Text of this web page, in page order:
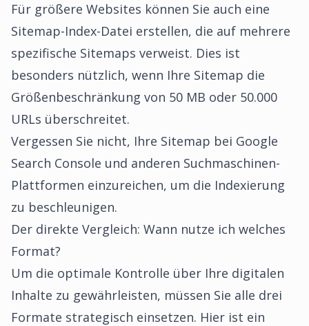
Für größere Websites können Sie auch eine
Sitemap-Index-Datei erstellen, die auf mehrere
spezifische Sitemaps verweist. Dies ist
besonders nützlich, wenn Ihre Sitemap die
Größenbeschränkung von 50 MB oder 50.000
URLs überschreitet.
Vergessen Sie nicht, Ihre Sitemap bei Google
Search Console und anderen Suchmaschinen-
Plattformen einzureichen, um die Indexierung
zu beschleunigen.
Der direkte Vergleich: Wann nutze ich welches
Format?
Um die optimale Kontrolle über Ihre digitalen
Inhalte zu gewährleisten, müssen Sie alle drei
Formate strategisch einsetzen. Hier ist ein